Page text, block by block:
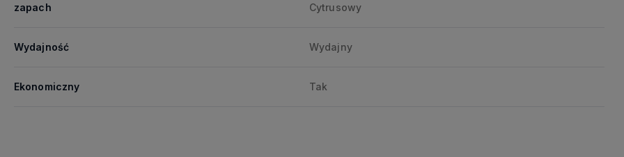
zapach Cytrusowy
Wydajność Wydajny
Ekonomiczny Tak